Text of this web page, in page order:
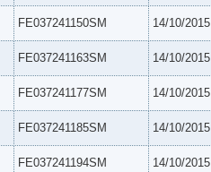
FE037241150SM 14/10/2015
FE037241163SM 14/10/2015
FE037241177SM 14/10/2015
FE037241185SM 14/10/2015
FE037241194SM 14/10/2015